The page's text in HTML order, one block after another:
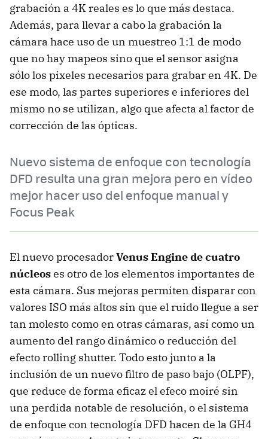
grabación a 4K reales es lo que más destaca.
Además, para llevar a cabo la grabación la
cámara hace uso de un muestreo 1:1 de modo
que no hay mapeos sino que el sensor asigna
sólo los pixeles necesarios para grabar en 4K. De
ese modo, las partes superiores e inferiores del
mismo no se utilizan, algo que afecta al factor de
corrección de las ópticas.
Nuevo sistema de enfoque con tecnología
DFD resulta una gran mejora pero en vídeo
mejor hacer uso del enfoque manual y
Focus Peak
El nuevo procesadorVenus Engine de cuatro
núcleoses otro de los elementos importantes de
esta cámara. Sus mejoras permiten disparar con
valores ISO más altos sin que el ruido llegue a ser
tan molesto como en otras cámaras, así como un
aumento del rango dinámico o reducción del
efecto rolling shutter. Todo esto junto a la
inclusión de un nuevo filtro de paso bajo (OLPF),
que reduce de forma eficaz el efeco moiré sin
una perdida notable de resolución, o el sistema
de enfoque con tecnología DFD hacen de la GH4